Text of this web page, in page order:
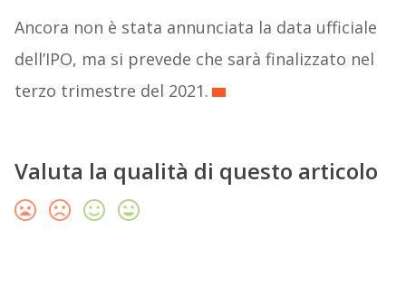
Ancora non è stata annunciata la data ufficiale
dell’IPO, ma si prevede che sarà finalizzato nel
terzo trimestre del 2021.
Valuta la qualità di questo articolo